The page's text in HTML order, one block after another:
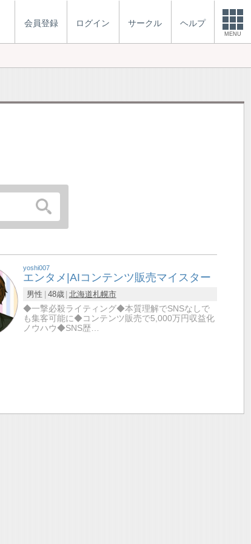
会員登録 ログイン サークル ヘルプ
MENU
yoshi007
エンタメ|AIコンテンツ販売マイスター
男性 48歳 北海道札幌市
◆一撃必殺ライティング◆本質理解でSNSなしで
も集客可能に◆コンテンツ販売で5,000万円収益化
ノウハウ◆SNS歴…